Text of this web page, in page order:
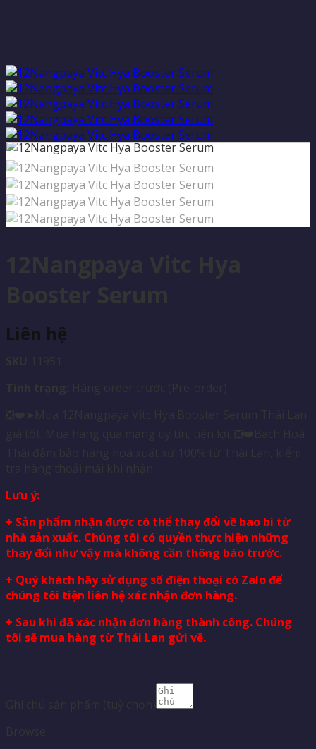
Liên hệ
Lưu ý:
+ Sản phẩm nhận được có thể thay đổi về bao bì từ
nhà sản xuất. Chúng tôi có quyền thực hiện những
thay đổi như vậy mà không cần thông báo trước.
+ Quý khách hãy sử dụng số điện thoại có Zalo để
chúng tôi tiện liên hệ xác nhận đơn hàng.
+ Sau khi đã xác nhận đơn hàng thành công. Chúng
tôi sẽ mua hàng từ Thái Lan gửi về.